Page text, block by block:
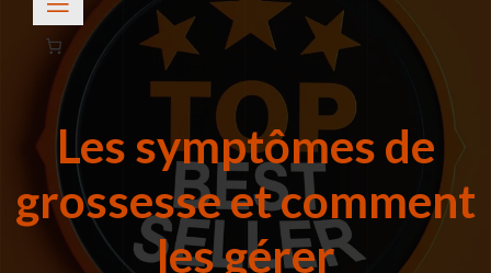
Les symptômes de
grossesse et comment
les gérer